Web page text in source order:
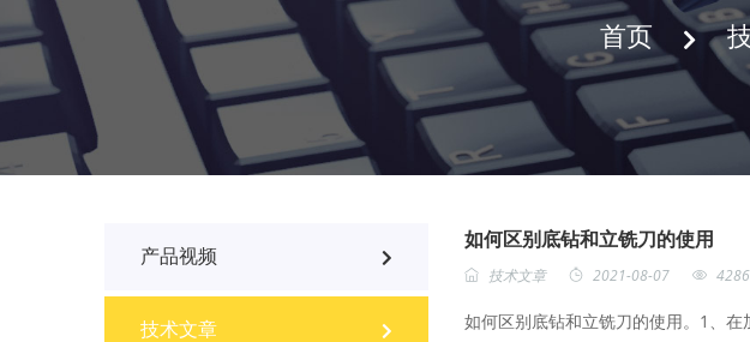
首页
产品视频
技术文章
如何区别底钻和立铣刀的使用
技术文章 2021-08-07 4286
如何区别底钻和立铣刀的使用。1、